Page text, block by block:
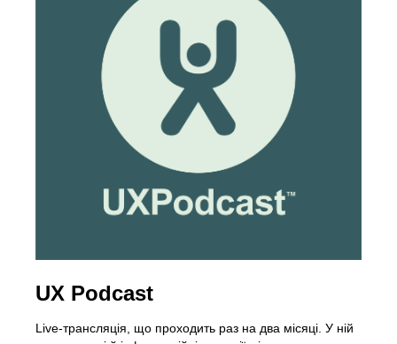
UX Podcast
Live-трансляція, що проходить раз на два місяці. У ній